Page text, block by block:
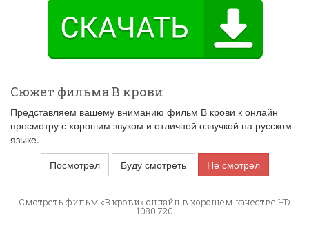
Сюжет фильма В крови
Представляем вашему вниманию фильм В крови к онлайн
просмотру с хорошим звуком и отличной озвучкой на русском
языке.
Посмотрел
Буду смотреть Не смотрел
Смотреть фильм «В крови» онлайн в хорошем качестве HD
1080 720